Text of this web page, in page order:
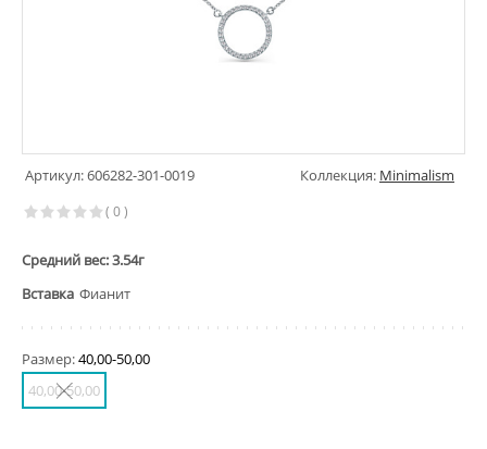
Артикул: 606282-301-0019 Коллекция: Minimalism
( 0 )
Средний вес: 3.54г
Вставка Фианит
Размер:40,00-50,00
40,00-50,00